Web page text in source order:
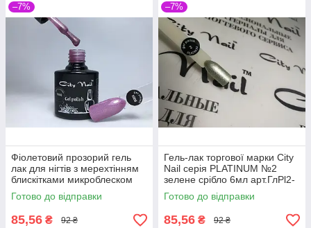
–7%
Фіолетовий прозорий гель
лак для нігтів з мерехтінням
блискітками микроблеском
шиммером глітером City Nail
1006
Готово до відправки
85,56 ₴ 92 ₴
–7%
Гель-лак торгової марки City
Nail серія PLATINUM №2
зелене срібло 6мл арт.ГлPl2-
6
Готово до відправки
85,56 ₴ 92 ₴